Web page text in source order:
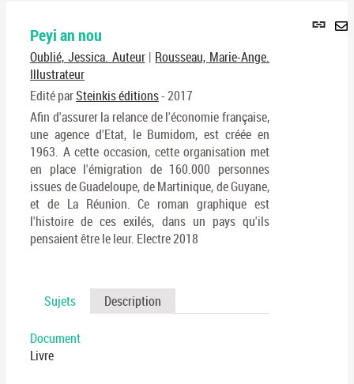
Lien
Peyi an nou
Oublié, Jessica. Auteur| Rousseau, Marie-Ange.
Illustrateur
Edité parSteinkis éditions- 2017
Afin d'assurer la relance de l'économie française,
une agence d'Etat, le Bumidom, est créée en
1963. A cette occasion, cette organisation met
en place l'émigration de 160.000 personnes
issues de Guadeloupe, de Martinique, de Guyane,
et de La Réunion. Ce roman graphique est
l'histoire de ces exilés, dans un pays qu'ils
pensaient être le leur. Electre 2018
Sujets Description
Document
Livre